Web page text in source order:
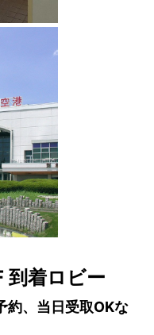
到着ロビー
約、当日受取OKな